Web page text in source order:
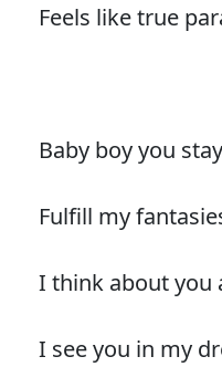
Feels like true
Baby boy you
Fulfill my
I think about you
I see you in my